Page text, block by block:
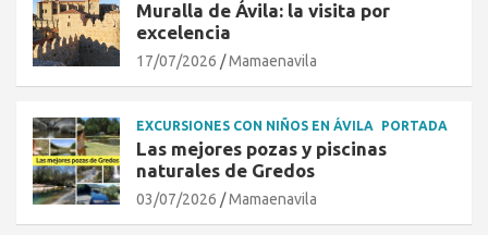
Muralla de Ávila: la visita por
excelencia
17/07/2026 Mamaenavila
EXCURSIONES CON NIÑOS EN ÁVILA PORTADA
Las mejores pozas y piscinas
naturales de Gredos
03/07/2026 Mamaenavila